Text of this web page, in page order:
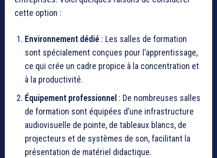
cette option :
Environnement dédié : Les salles de formation
sont spécialement conçues pour l’apprentissage,
ce qui crée un cadre propice à la concentration et
à la productivité.
Équipement professionnel : De nombreuses salles
de formation sont équipées d’une infrastructure
audiovisuelle de pointe, de tableaux blancs, de
projecteurs et de systèmes de son, facilitant la
présentation de matériel didactique.